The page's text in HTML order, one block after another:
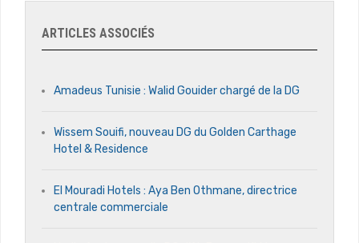
ARTICLES ASSOCIÉS
Amadeus Tunisie : Walid Gouider chargé de la DG
Wissem Souifi, nouveau DG du Golden Carthage
Hotel & Residence
El Mouradi Hotels : Aya Ben Othmane, directrice
centrale commerciale